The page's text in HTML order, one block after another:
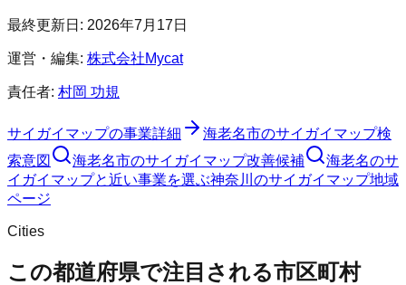
最終更新日: 2026年7月17日
運営・編集: 株式会社Mycat
責任者: 村岡 功規
サイガイマップの事業詳細 海老名市のサイガイマップ検
索意図
海老名市のサイガイマップ改善候補
海老名のサ
イガイマップと近い事業を選ぶ神奈川 のサイガイマップ地域
ページ
Cities
この都道府県で注目される市区町村